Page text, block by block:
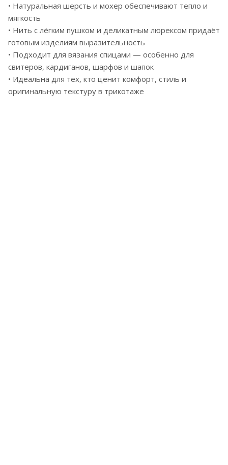
• Натуральная шерсть и мохер обеспечивают тепло и
мягкость
• Нить с лёгким пушком и деликатным люрексом придаёт
готовым изделиям выразительность
• Подходит для вязания спицами — особенно для
свитеров, кардиганов, шарфов и шапок
• Идеальна для тех, кто ценит комфорт, стиль и
оригинальную текстуру в трикотаже